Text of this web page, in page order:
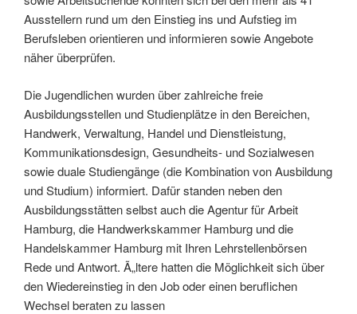
Ausstellern rund um den Einstieg ins und Aufstieg im
Berufsleben orientieren und informieren sowie Angebote
näher überprüfen.
Die Jugendlichen wurden über zahlreiche freie
Ausbildungsstellen und Studienplätze in den Bereichen,
Handwerk, Verwaltung, Handel und Dienstleistung,
Kommunikationsdesign, Gesundheits- und Sozialwesen
sowie duale Studiengänge (die Kombination von Ausbildung
und Studium) informiert. Dafür standen neben den
Ausbildungsstätten selbst auch die Agentur für Arbeit
Hamburg, die Handwerkskammer Hamburg und die
Handelskammer Hamburg mit Ihren Lehrstellenbörsen
Rede und Antwort. Ã„ltere hatten die Möglichkeit sich über
den Wiedereinstieg in den Job oder einen beruflichen
Wechsel beraten zu lassen